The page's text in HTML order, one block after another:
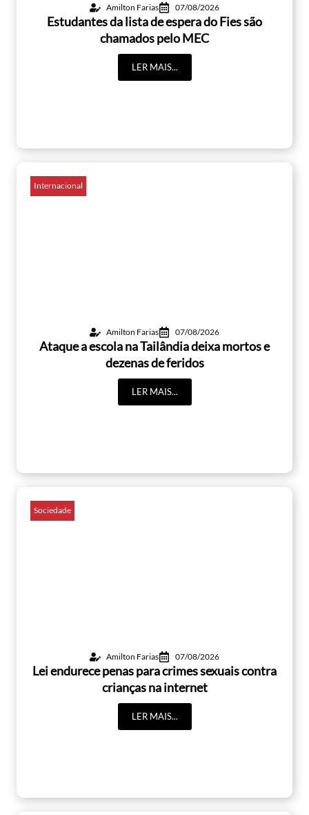
Amilton Farias 07/08/2026
Estudantes da lista de espera do Fies são
chamados pelo MEC
LER MAIS...
Internacional
Amilton Farias 07/08/2026
Ataque a escola na Tailândia deixa mortos e
dezenas de feridos
LER MAIS...
Sociedade
Amilton Farias 07/08/2026
Lei endurece penas para crimes sexuais contra
crianças na internet
LER MAIS...